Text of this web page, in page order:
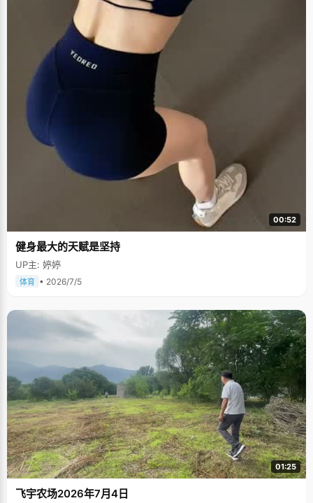
00:52
健身最大的天赋是坚持
UP主: 婷婷
体育 • 2026/7/5
01:25
飞宇农场2026年7月4日